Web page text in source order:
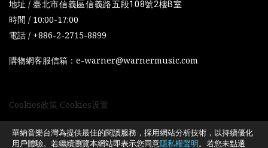
地址 / 臺北市信義區信義路五段108號2樓B室
時間 / 10:00-17:00
電話 / +886-2-2715-8899
購物網客服信箱：e-warner@warnermusic.com
Cookies政策 Cookies设置
華納音樂台灣為提供最佳的閱讀服務，採用網站分析技術，以持續優化
用戶體驗。若繼續瀏覽本網站即表示您同意隱私權聲明。若您未點選